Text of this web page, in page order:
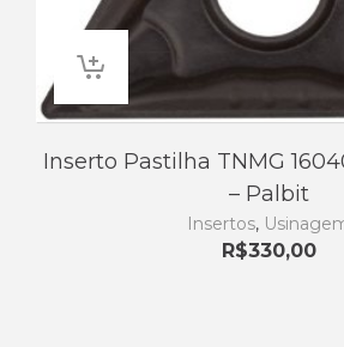
Inserto Pastilha TNMG
– Palbit
Insertos,
R$330,00